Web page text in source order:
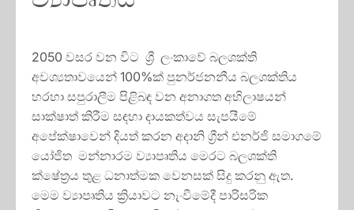
2050 වසර වන විට ශ්‍රී ලංකාවේ බලශක්ති
අවශ්‍යතාවයෙන් 100%ක් පුනර්ජනනීය බලශක්තිය
හරහා සපුරාලීම පිළිබඳ වන අනාගත අභිලාෂයන්
සාක්ෂාත් කිරීම සඳහා දායකත්වය සැපයීමේ
අපේක්ෂාවෙන් දියත් කරන අදානි ග්‍රීන් එනර්ජි සමාගමේ
යෝජිත මන්නාරම ව්‍යාපෘතිය මෙරට බලශක්ති
ක්ෂේත්‍රය තුළ ධනාත්මක වෙනසක් සිදු කරනු ඇත.
මෙම ව්‍යාපෘතිය ක්‍රියාවට නැංවීමේදී පාරිසරික